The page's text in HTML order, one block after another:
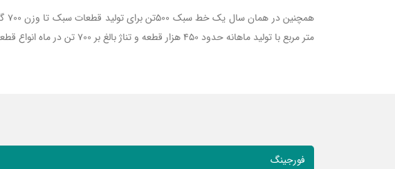
متر مربع با تولید ماهانه حدود 450 هزار قطعه و تناژ بالغ بر 700 تن در ماه انواع قطعات از 300 گرم تا 18 کیلوگرم را در برنامه ریزی کاری خود گنجانده است.
فورجینگ